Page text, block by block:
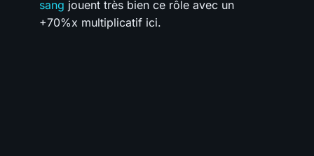
sang jouent très bien ce rôle avec un
+70%x multiplicatif ici.